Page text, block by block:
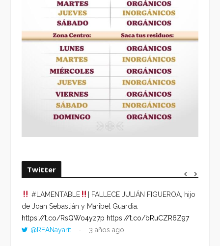
Twitter
#LAMENTABLE
| FALLECE JULIÁN FIGUEROA, hijo
de Joan Sebastián y Maribel Guardia.
https://t.co/RsQWo4yz7p https://t.co/bRuCZR6Z97
@REANayarit
3 años ago